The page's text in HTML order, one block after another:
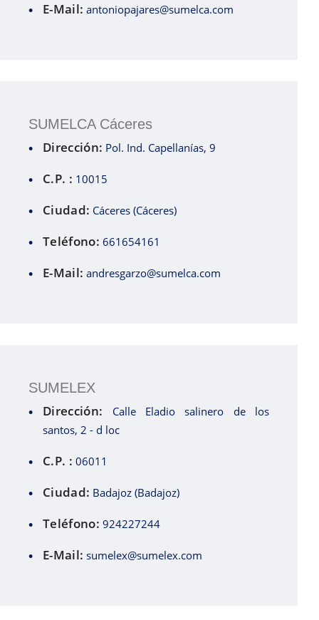
E-Mail: antoniopajares@sumelca.com
SUMELCA Cáceres
Dirección: Pol. Ind. Capellanías, 9
C.P. : 10015
Ciudad: Cáceres (Cáceres)
Teléfono: 661654161
E-Mail: andresgarzo@sumelca.com
SUMELEX
Dirección: Calle Eladio salinero de los
santos, 2 - d loc
C.P. : 06011
Ciudad: Badajoz (Badajoz)
Teléfono: 924227244
E-Mail: sumelex@sumelex.com